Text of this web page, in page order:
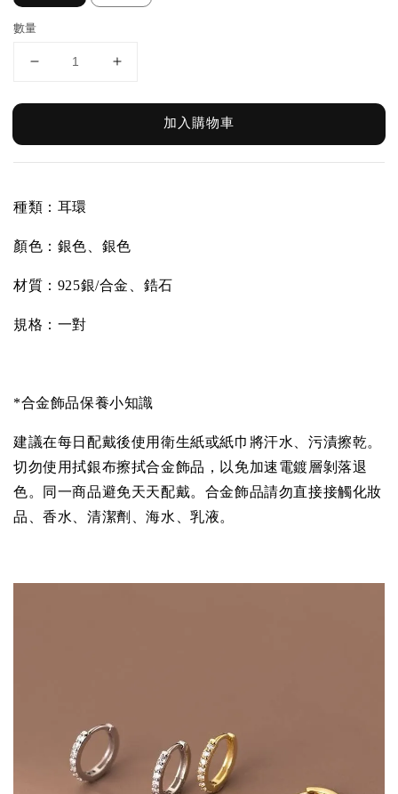
數量
加入購物車
種類：耳環
顏色：銀色、銀色
材質： 925銀/合金、鋯石
規格：一對
*合金飾品保養小知識
建議在每日配戴後使用衛生紙或紙巾將汗水、污漬擦乾。
切勿使用拭銀布擦拭合金飾品，以免加速電鍍層剝落退
色。同一商品避免天天配戴。合金飾品請勿直接接觸化妝
品、香水、清潔劑、海水、乳液。